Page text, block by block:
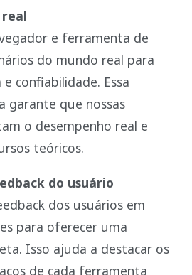
e ferramenta de
do mundo real para
confiabilidade. Essa
garante que nossas
o desempenho real e
teóricos.
do usuário
dos usuários em
para oferecer uma
Isso ajuda a destacar os
de cada ferramenta